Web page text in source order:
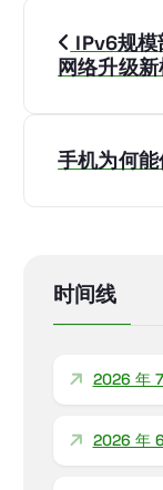
IPv6规
网络升级
手机为何
时间线
2026 年
2026 年